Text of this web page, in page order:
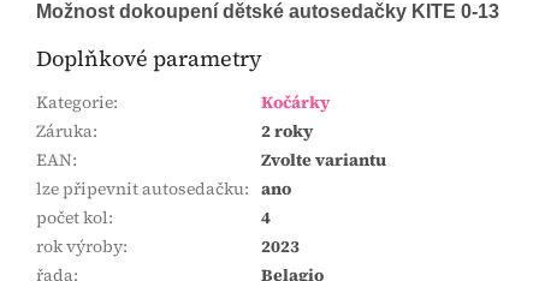
Možnost dokoupení dětské autosedačky KITE 0-13 kg
Doplňkové parametry
Kategorie:
Kočárky
Záruka:
2 roky
EAN:
Zvolte variantu
lze připevnit autosedačku: ano
počet kol:
4
rok výroby:
2023
řada:
Belagio